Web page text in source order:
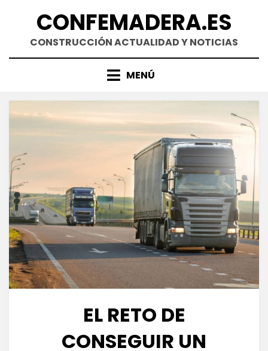
contenidoCONFEMADERA.ES
CONSTRUCCIÓN ACTUALIDAD Y NOTICIAS
MENÚ
EL RETO DE
CONSEGUIR UN